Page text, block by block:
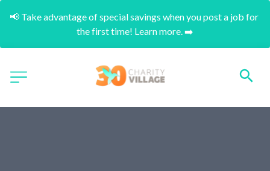
📢 Take advantage of special savings when you post a job for
the first time! Learn more. ➡️